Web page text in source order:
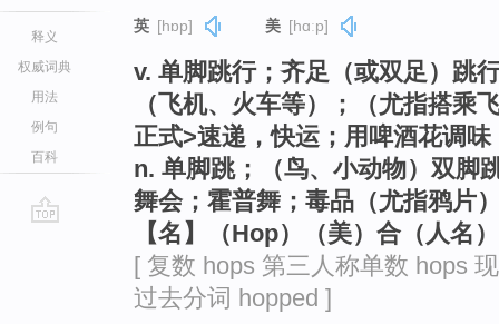
释义
权威词典
用法
例句
百科
英 [hɒp] 美 [hɑːp]
v. 单脚跳行；齐足（或双足）跳
（飞机、火车等）；（尤指搭乘
正式>速递，快运；用啤酒花调味
n. 单脚跳；（鸟、小动物）双脚
舞会；霍普舞；毒品（尤指鸦片
【名】（Hop）（美）合（人名）
[ 复数 hops 第三人称单数 hops
过去分词 hopped ]